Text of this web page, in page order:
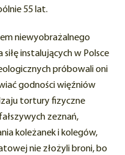
55 lat.
niewyobrażalnego
instalujących w Polsce
próbowali oni
godności więźniów
tortury fizyczne
zeznań,
koleżanek i kolegów,
nie złożyli broni, bo